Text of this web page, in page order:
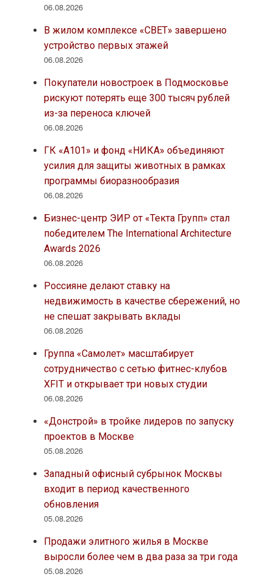
06.08.2026
В жилом комплексе «СВЕТ» завершено
устройство первых этажей
06.08.2026
Покупатели новостроек в Подмосковье
рискуют потерять еще 300 тысяч рублей
из-за переноса ключей
06.08.2026
ГК «А101» и фонд «НИКА» объединяют
усилия для защиты животных в рамках
программы биоразнообразия
06.08.2026
Бизнес-центр ЭИР от «Текта Групп» стал
победителем The International Architecture
Awards 2026
06.08.2026
Россияне делают ставку на
недвижимость в качестве сбережений, но
не спешат закрывать вклады
06.08.2026
Группа «Самолет» масштабирует
сотрудничество с сетью фитнес-клубов
XFIT и открывает три новых студии
06.08.2026
«Донстрой» в тройке лидеров по запуску
проектов в Москве
05.08.2026
Западный офисный субрынок Москвы
входит в период качественного
обновления
05.08.2026
Продажи элитного жилья в Москве
выросли более чем в два раза за три года
05.08.2026